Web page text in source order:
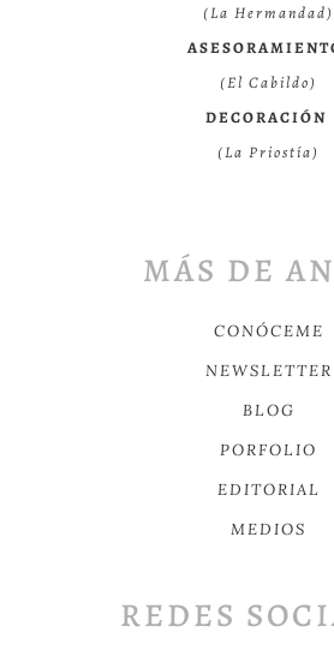
(La Hermandad)
(El Cabildo)
DECORACIÓN
(La Priostía)
MÁS DE
CONÓCEME
NEWSLETTER
BLOG
PORFOLIO
EDITORIAL
MEDIOS
REDES